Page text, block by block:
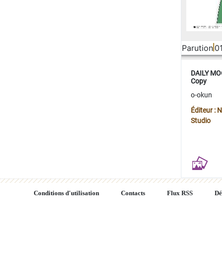
Parution
DAILY
Copy
o-okun
Éditeur :
Studio
Conditions d'utilisation Contacts Flux RSS